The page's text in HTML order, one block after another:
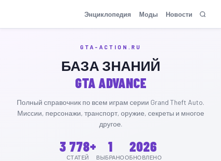
Энциклопедия Моды Новости
GTA-ACTION.RU
БАЗА ЗНАНИЙ
GTA ADVANCE
Полный справочник по всем играм серии Grand Theft Auto.
Миссии, персонажи, транспорт, оружие, секреты и многое
другое.
3 778+
СТАТЕЙ
1
ВЫБРАНО
2026
ОБНОВЛЕНО